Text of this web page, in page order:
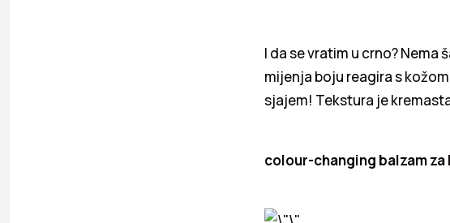
I da se vratim u crno?
mijenja boju reagira s
sjajem! Tekstura je
colour-changing balzam za